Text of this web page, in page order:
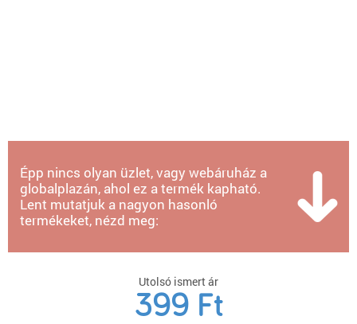
Épp nincs olyan üzlet, vagy webáruház a
globalplazán, ahol ez a termék kapható.
Lent mutatjuk a nagyon hasonló
termékeket, nézd meg:
Utolsó ismert ár
399 Ft